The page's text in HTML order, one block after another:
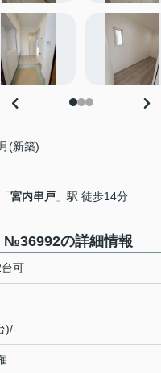
(新築)
「宮内串戸 」駅 徒歩14分
の詳細情報
可
)/-